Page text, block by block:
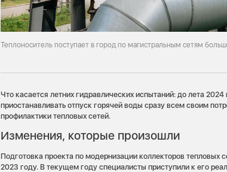
Теплоноситель поступает в город по магистральным сетям
Что касается летних гидравлических испытаний: до лета
приостанавливать отпуск горячей воды сразу всем своим
профилактики тепловых сетей.
Изменения, которые произошли
Подготовка проекта по модернизации коллекторов тепловых
2023 году. В текущем году специалисты приступили к его